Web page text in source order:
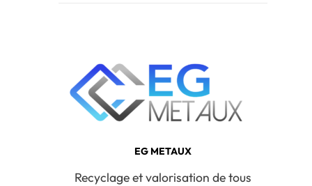
EG METAUX
Recyclage et valorisation de tous